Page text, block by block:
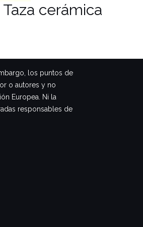
cerámica
los puntos de
o autores y no
Europea. Ni la
responsables de